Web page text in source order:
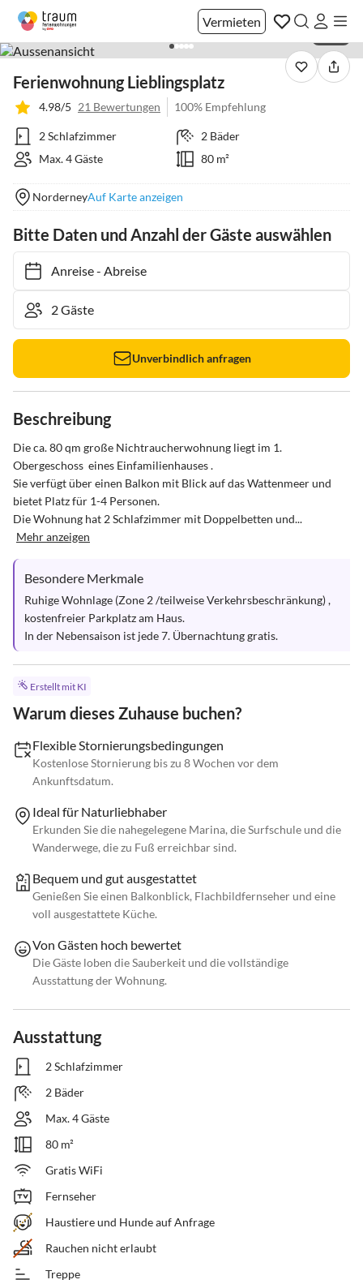
Vermieten
Ferienwohnung Lieblingsplatz
4.98/5 21 Bewertungen 100% Empfehlung
2 Schlafzimmer
2 Bäder
Max. 4 Gäste
80 m²
NorderneyAuf Karte anzeigen
Bitte Daten und Anzahl der Gäste auswählen
Anreise- Abreise
Unverbindlich anfragen
Beschreibung
Die ca. 80 qm große Nichtraucherwohnung liegt im 1.
Obergeschoss  eines Einfamilienhauses .
Sie verfügt über einen Balkon mit Blick auf das Wattenmeer und
bietet Platz für 1-4 Personen.
Die Wohnung hat 2 Schlafzimmer mit Doppelbetten und...
Mehr anzeigen
Besondere Merkmale
Ruhige Wohnlage (Zone 2 /teilweise Verkehrsbeschränkung) ,
kostenfreier Parkplatz am Haus.
In der Nebensaison ist jede 7. Übernachtung gratis.
Erstellt mit KI
Warum dieses Zuhause buchen?
Flexible Stornierungsbedingungen
Kostenlose Stornierung bis zu 8 Wochen vor dem
Ankunftsdatum.
Ideal für Naturliebhaber
Erkunden Sie die nahegelegene Marina, die Surfschule und die
Wanderwege, die zu Fuß erreichbar sind.
Bequem und gut ausgestattet
Genießen Sie einen Balkonblick, Flachbildfernseher und eine
voll ausgestattete Küche.
Von Gästen hoch bewertet
Die Gäste loben die Sauberkeit und die vollständige
Ausstattung der Wohnung.
Ausstattung
2 Schlafzimmer
2 Bäder
Max. 4 Gäste
80 m²
Gratis WiFi
Fernseher
Haustiere und Hunde auf Anfrage
Rauchen nicht erlaubt
Treppe